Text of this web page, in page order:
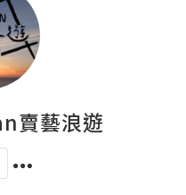
賣藝浪遊